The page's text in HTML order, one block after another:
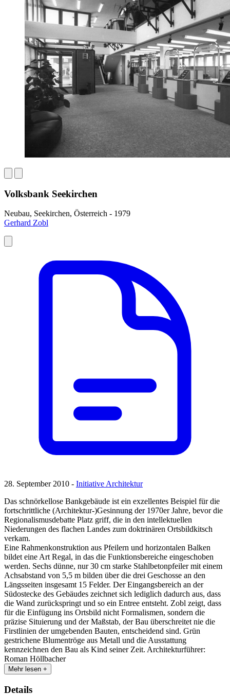
Volksbank Seekirchen
Neubau, Seekirchen, Österreich - 1979
Gerhard Zobl
28. September 2010 - Initiative Architektur
Das schnörkellose Bankgebäude ist ein exzellentes Beispiel für die
fortschrittliche (Architektur-)Gesinnung der 1970er Jahre, bevor die
Regionalismusdebatte Platz griff, die in den intellektuellen
Niederungen des flachen Landes zum doktrinären Ortsbildkitsch
verkam.
Eine Rahmenkonstruktion aus Pfeilern und horizontalen Balken
bildet eine Art Regal, in das die Funktionsbereiche eingeschoben
werden. Sechs dünne, nur 30 cm starke Stahlbetonpfeiler mit einem
Achsabstand von 5,5 m bilden über die drei Geschosse an den
Längsseiten insgesamt 15 Felder. Der Eingangsbereich an der
Südostecke des Gebäudes zeichnet sich lediglich dadurch aus, dass
die Wand zurückspringt und so ein Entree entsteht. Zobl zeigt, dass
für die Einfügung ins Ortsbild nicht Formalismen, sondern die
präzise Situierung und der Maßstab, der Bau überschreitet nie die
Firstlinien der umgebenden Bauten, entscheidend sind. Grün
gestrichene Blumentröge aus Metall und die Ausstattung
kennzeichnen den Bau als Kind seiner Zeit. Architekturführer:
Roman Höllbacher
Mehr lesen +
Details